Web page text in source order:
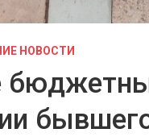
НОВОСТИ